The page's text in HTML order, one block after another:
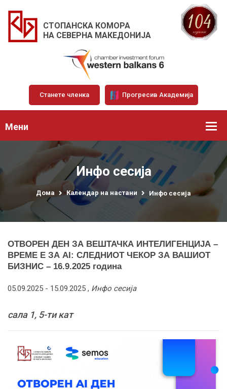
СТОПАНСКА КОМОРА
НА СЕВЕРНА МАКЕДОНИЈА
Станете членка Прогресив Академија
Мени
Инфо сесија
Дома Календар на настани Инфо сесија
ОТВОРЕН ДЕН ЗА ВЕШТАЧКА ИНТЕЛИГЕНЦИЈА –
ВРЕМЕ Е ЗА AI: СЛЕДНИОТ ЧЕКОР ЗА ВАШИОТ
БИЗНИС – 16.9.2025 година
05.09.2025 - 15.09.2025 , Инфо сесија
сала 1, 5-ти кат